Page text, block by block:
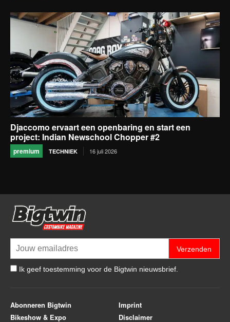
Djaccomo ervaart een openbaring en start een
project: Indian Newschool Chopper #2
premium TECHNIEK 16 juli 2026
Verzenden
Ik geef toestemming voor de Bigtwin nieuwsbrief.
Abonneren Bigtwin
Bikeshow & Expo
Imprint
Disclaimer